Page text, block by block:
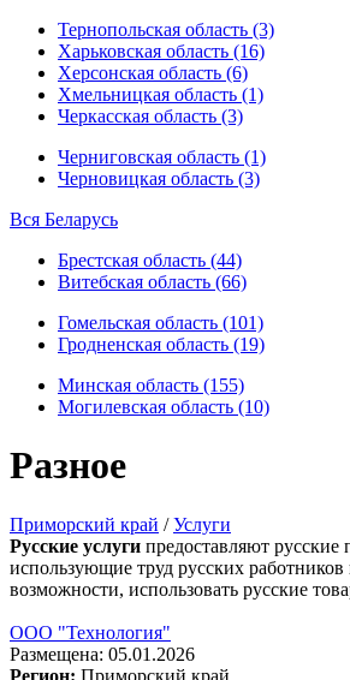
Тернопольская область (3)
Харьковская область (16)
Херсонская область (6)
Хмельницкая область (1)
Черкасская область (3)
Черниговская область (1)
Черновицкая область (3)
Вся Беларусь
Брестская область (44)
Витебская область (66)
Гомельская область (101)
Гродненская область (19)
Минская область (155)
Могилевская область (10)
Разное
Приморский край /Услуги
Русские услуги предоставляют русские
использующие труд русских
возможности, использовать русские
ООО "Технология"
Размещена: 05.01.2026
Регион: Приморский край